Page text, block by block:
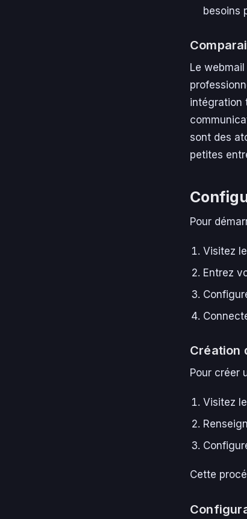
besoins
Le
intégration
sont des
petites
Pour
Visitez
Entrez
Création
Pour créer
Visitez
Cette